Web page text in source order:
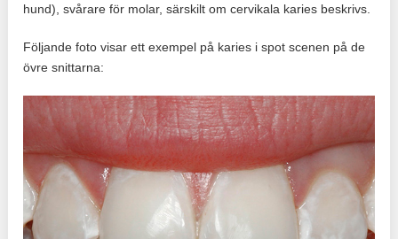
hund), svårare för molar, särskilt om cervikala karies beskrivs.
Följande foto visar ett exempel på karies i spot scenen på de
övre snittarna: